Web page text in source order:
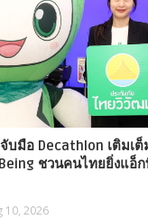
บมือ Decathlon เติมเ
ชวนคนไทยยิ่งแอ็
10, 2026